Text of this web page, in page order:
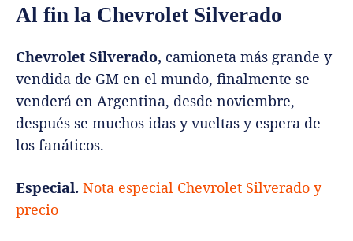
Al fin la Chevrolet Silverado
Chevrolet Silverado, camioneta más grande y
vendida de GM en el mundo, finalmente se
venderá en Argentina, desde noviembre,
después se muchos idas y vueltas y espera de
los fanáticos.
Especial. Nota especial Chevrolet Silverado y
precio